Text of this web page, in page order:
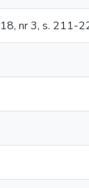
nr 3, s. 211-